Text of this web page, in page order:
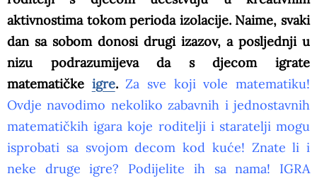
aktivnostima tokom perioda izolacije. Naime, svaki
dan sa sobom donosi drugi izazov, a posljednji u
nizu podrazumijeva da s djecom igrate
matematičke igre.Za sve koji vole matematiku!
Ovdje navodimo nekoliko zabavnih i jednostavnih
matematičkih igara koje roditelji i staratelji mogu
isprobati sa svojom decom kod kuće! Znate li i
neke druge igre? Podijelite ih sa nama! IGRA